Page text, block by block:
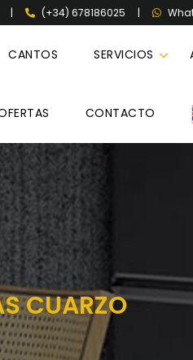
| (+34) 678186025 |
CANTOS SERVICIOS
CONTACTO
CUARZO